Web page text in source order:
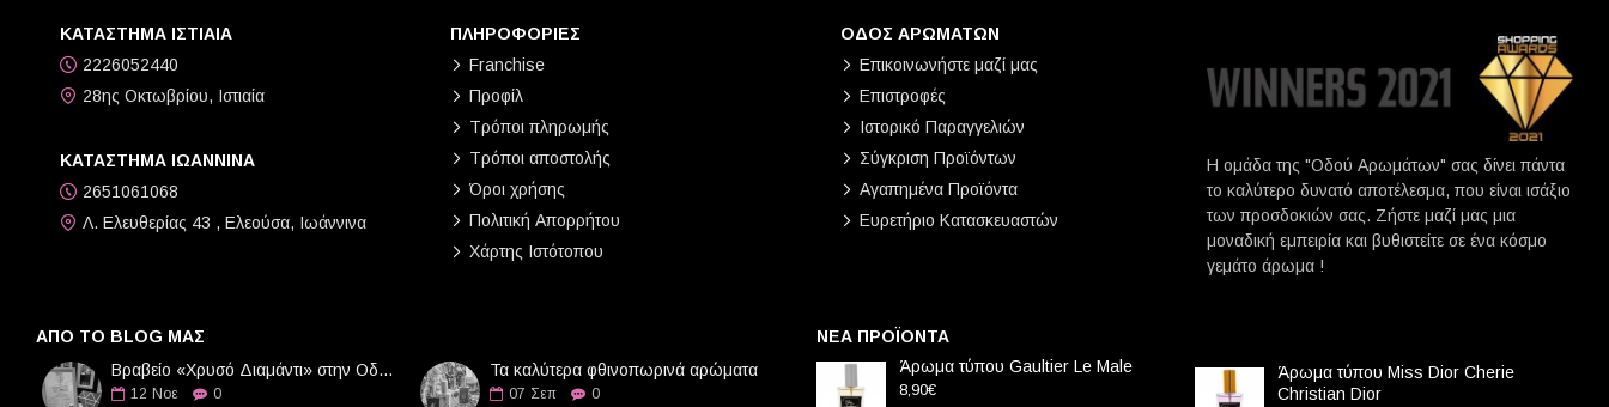
YSL Yves Saint Laurent
Zadig & Voltaire
ΚΑΤΑΣΤΗΜΑ ΙΣΤΙΑΙΑ
2226052440
28ης Οκτωβρίου, Ιστιαία
ΚΑΤΑΣΤΗΜΑ ΙΩΑΝΝΙΝΑ
2651061068
Λ. Ελευθερίας 43 , Ελεούσα, Ιωάννινα
ΠΛΗΡΟΦΟΡΙΕΣ
Franchise
Προφίλ
Τρόποι πληρωμής
Τρόποι αποστολής
Όροι χρήσης
Πολιτική Απορρήτου
Χάρτης Ιστότοπου
ΟΔΟΣ ΑΡΩΜΑΤΩΝ
Επικοινωνήστε μαζί μας
Επιστροφές
Ιστορικό Παραγγελιών
Σύγκριση Προϊόντων
Αγαπημένα Προϊόντα
Ευρετήριο Κατασκευαστών
Η ομάδα της "Οδού Αρωμάτων" σας δίνει πάντα
το καλύτερο δυνατό αποτέλεσμα, που είναι ισάξιο
των προσδοκιών σας. Ζήστε μαζί μας μια
μοναδική εμπειρία και βυθιστείτε σε ένα κόσμο
γεμάτο άρωμα !
ΑΠΌ ΤΟ BLOG ΜΑΣ
Βραβείο «Χρυσό Διαμάντι» στην Οδό Αρωμάτων
12 Νοε 0
Τα καλύτερα φθινοπωρινά αρώματα
07 Σεπ 0
ΝΕΑ ΠΡΟΪΟΝΤΑ
Άρωμα τύπου Gaultier Le Male
8,90€
Άρωμα τύπου Miss Dior Cherie
Christian Dior